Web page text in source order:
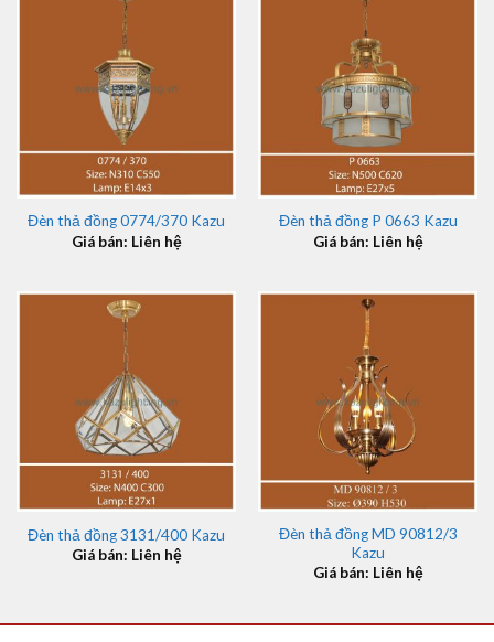
Đèn thả đồng 0774/370 Kazu
Giá bán: Liên hệ
Đèn thả đồng P 0663 Kazu
Giá bán: Liên hệ
Đèn thả đồng 3131/400 Kazu
Giá bán: Liên hệ
Đèn thả đồng MD 90812/3
Kazu
Giá bán: Liên hệ